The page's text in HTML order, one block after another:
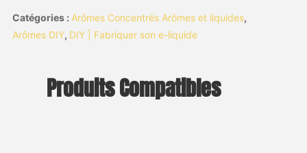
Catégories : Arômes Concentrés Arômes et liquides,
Arômes DIY, DIY | Fabriquer son e-liquide
Produits Compatibles